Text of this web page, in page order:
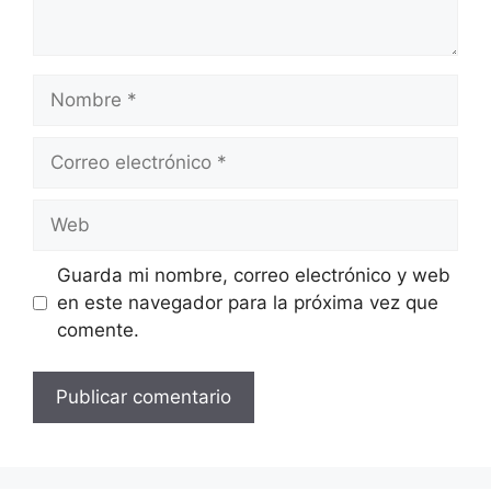
Guarda mi nombre, correo electrónico y web
en este navegador para la próxima vez que
comente.